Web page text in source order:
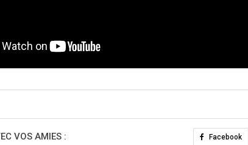
VOS AMIES : Facebook